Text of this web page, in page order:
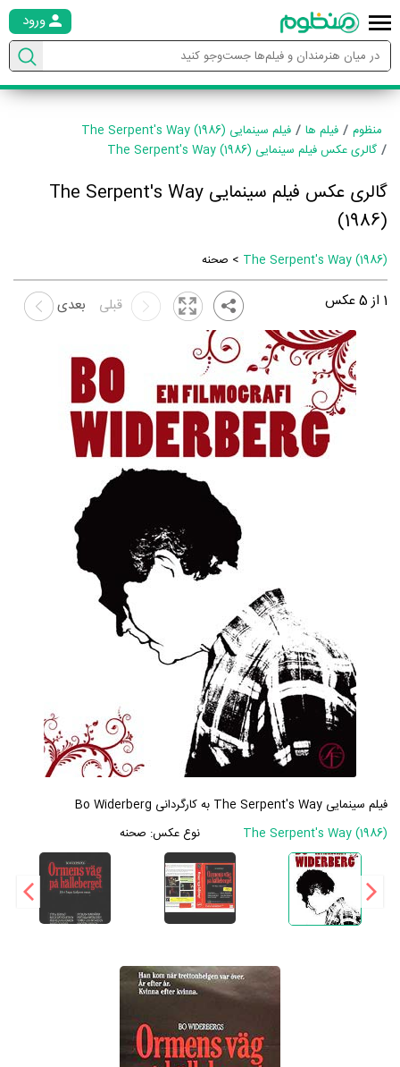
ورود
منظوم فیلم ها
فیلم سینمایی The Serpent's Way (1986)
گالری عکس فیلم سینمایی The Serpent's Way (1986)
گالری عکس فیلم سینمایی The Serpent's Way
(1986)
The Serpent's Way (1986) > صحنه
1 از5عکس بعدی قبلی
فیلم سینمایی The Serpent's Way به کارگردانی Bo Widerberg
The Serpent's Way (1986)
نوع عکس: صحنه